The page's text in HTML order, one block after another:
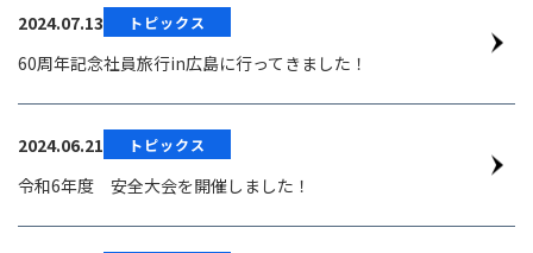
2024.07.13 トピックス
60周年記念社員旅行in広島に行ってきました！
2024.06.21 トピックス
令和6年度 安全大会を開催しました！